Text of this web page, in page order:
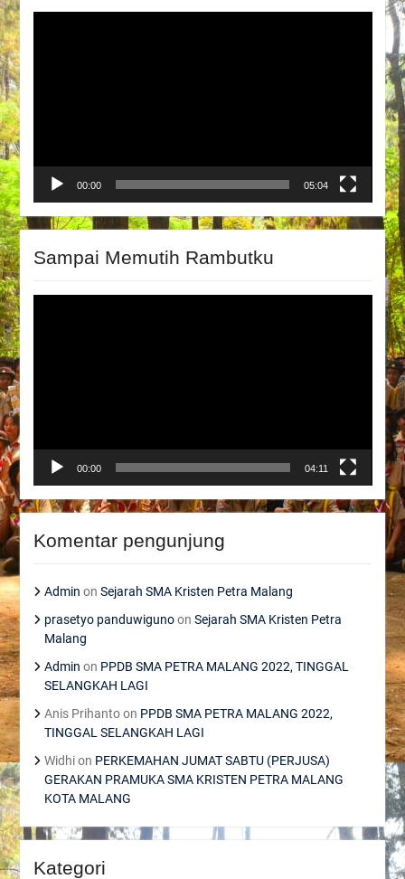
00:00 05:04
Sampai Memutih Rambutku
00:00 04:11
Komentar pengunjung
Admin on Sejarah SMA Kristen Petra Malang
prasetyo panduwigunoon Sejarah SMA Kristen Petra
Malang
Admin on PPDB SMA PETRA MALANG 2022, TINGGAL
SELANGKAH LAGI
Anis Prihantoon PPDB SMA PETRA MALANG 2022,
TINGGAL SELANGKAH LAGI
Widhion PERKEMAHAN JUMAT SABTU (PERJUSA)
GERAKAN PRAMUKA SMA KRISTEN PETRA MALANG
KOTA MALANG
Kategori